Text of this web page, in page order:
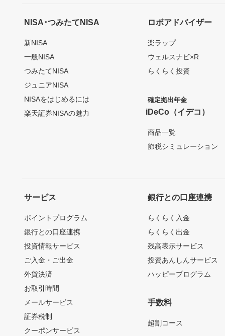
NISA･つみたてNISA
新NISA
一般NISA
つみたてNISA
ジュニアNISA
NISAをはじめるには
楽天証券NISAの魅力
ロボアドバイザー
楽ラップ
ウェルスナビ×R
らくらく投資
確定拠出年金
iDeCo（イデコ）
商品一覧
節税シミュレーション
サービス
ポイントプログラム
銀行との口座連携
投資情報サービス
ご入金・ご出金
外貨決済
お取引時間
メールサービス
証券税制
クーポンサービス
銀行との口座連携
らくらく入金
らくらく出金
残高表示サービス
投資あんしんサービス
ハッピープログラム
手数料
超割コース